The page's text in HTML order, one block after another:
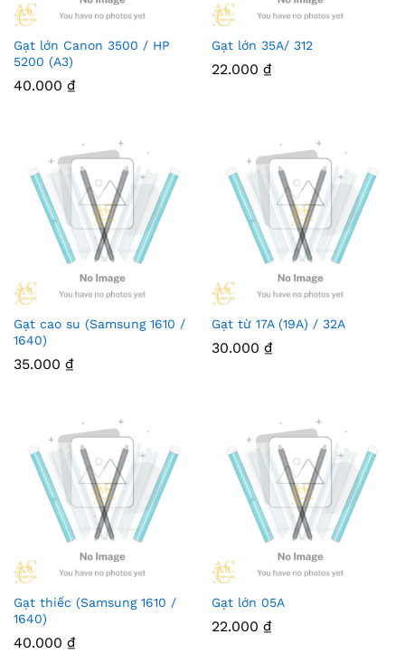
Gạt lớn Canon 3500 / HP
5200 (A3)
40.000 ₫
Gạt lớn 35A/ 312
22.000 ₫
Gạt cao su (Samsung 1610 /
1640)
35.000 ₫
Gạt từ 17A (19A) / 32A
30.000 ₫
Gạt thiếc (Samsung 1610 /
1640)
40.000 ₫
Gạt lớn 05A
22.000 ₫